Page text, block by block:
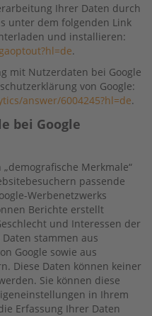
Ihrer Daten durch
unter dem folgenden Link
und installieren:
.
mit Nutzerdaten bei Google
von Google:
answer/6004245?hl=de.
bei Google
Merkmale“
passende
Werbenetzwerks
Berichte erstellt
und Interessen der
stammen aus
Google sowie aus
Diese Daten können keiner
Sie können diese
in Ihrem
Erfassung Ihrer Daten